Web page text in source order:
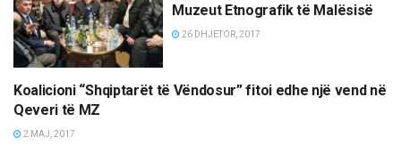
Muzeut Etnografik të Malësisë
26 DHJETOR, 2017
LAJME
Koalicioni “Shqiptarët të Vëndosur” fitoi edhe një vend në
Qeveri të MZ
2 MAJ, 2017